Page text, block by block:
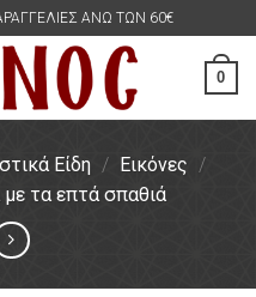
ΑΝΩ ΤΩΝ 60€
0
Είδη / Εικόνες /
με τα επτά σπαθιά